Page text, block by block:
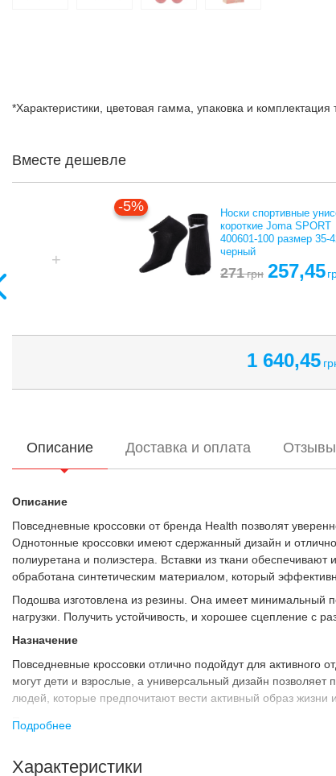
*Характеристики, цветовая гамма, упаковка и
Вместе дешевле
Кроссовки Health
H705-2 размер 36-47
красный
1 383 грн
Описание
Описание
Повседневные кроссовки от бренда Health позволят
Однотонные кроссовки имеют сдержанный дизайн и
полиуретана и полиэстера. Вставки из ткани
обработана синтетическим материалом, который
Подошва изготовлена из резины. Она имеет минимальный
нагрузки. Получить устойчивость, и хорошее сцепление с
Назначение
Повседневные кроссовки отлично подойдут для активного
могут дети и взрослые, а универсальный дизайн
людей, которые предпочитают вести активный образ жизни и
Преимущества:
Текстильные вставки позволяют поддерживать
Подробнее
Характеристики
Доставка и оплата Отзывы